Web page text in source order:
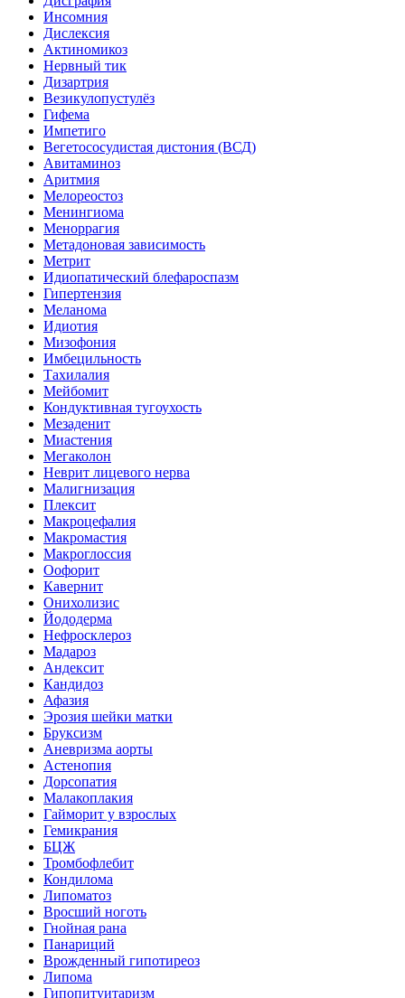
Инсомния
Дислексия
Актиномикоз
Нервный тик
Дизартрия
Везикулопустулёз
Гифема
Импетиго
Вегетососудистая дистония (ВСД)
Авитаминоз
Аритмия
Мелореостоз
Менингиома
Меноррагия
Метадоновая зависимость
Метрит
Идиопатический блефароспазм
Гипертензия
Меланома
Идиотия
Мизофония
Имбецильность
Тахилалия
Мейбомит
Кондуктивная тугоухость
Мезаденит
Миастения
Мегаколон
Неврит лицевого нерва
Малигнизация
Плексит
Макроцефалия
Макромастия
Макроглоссия
Оофорит
Кавернит
Онихолизис
Йододерма
Нефросклероз
Мадароз
Андексит
Кандидоз
Афазия
Эрозия шейки матки
Бруксизм
Аневризма аорты
Астенопия
Дорсопатия
Малакоплакия
Гайморит у взрослых
Гемикрания
БЦЖ
Тромбофлебит
Кондилома
Липоматоз
Вросший ноготь
Гнойная рана
Панариций
Врожденный гипотиреоз
Липома
Гипопитуитаризм